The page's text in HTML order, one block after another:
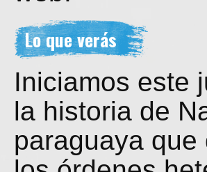
Lo que verás
Iniciamos este
la historia de
paraguaya